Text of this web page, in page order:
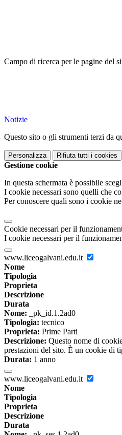
Campo di ricerca per le pagine del
Notizie
Questo sito o gli strumenti terzi da
Personalizza Rifiuta tutti i cookies
Gestione cookie
In questa schermata è possibile
I cookie necessari sono quelli che
Per conoscere quali sono i cookie
Cookie necessari per il
I cookie necessari per il
www.liceogalvani.edu.it
Nome
Tipologia
Proprieta
Descrizione
Durata
Nome: _pk_id.1.2ad0
Tipologia: tecnico
Proprieta: Prime Parti
Descrizione: Questo nome di
prestazioni del sito. È un cookie di
Durata: 1 anno
www.liceogalvani.edu.it
Nome
Tipologia
Proprieta
Descrizione
Durata